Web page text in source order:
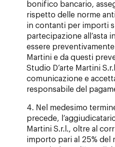
bonifico bancario,
rispetto delle norme
in contanti per importi
partecipazione all’asta
essere
Martini e da questi
Studio D’arte Martini
comunicazione e
responsabile del
4. Nel medesimo
precede,
Martini S.r.l., oltre al
importo pari al 25% del